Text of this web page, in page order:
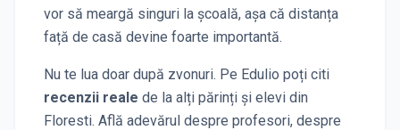
vor să meargă singuri la școală, așa că distanța
față de casă devine foarte importantă.
Nu te lua doar după zvonuri. Pe Edulio poți citi
recenzii reale de la alți părinți și elevi din
Floresti. Află adevărul despre profesori, despre